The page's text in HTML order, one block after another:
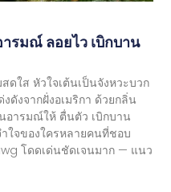
รมณ์ ลอยไว เบิกบาน
ใส หัวใจเต้นเป็นจังหวะบวก
งจากฝั่งอเมริกา ด้วยกลิ่น
อารมณ์ให้ ตื่นตัว เบิกบาน
ใจของใครหลายคนที่ชอบ
โดดเด่นชัดเจนมาก — แนว